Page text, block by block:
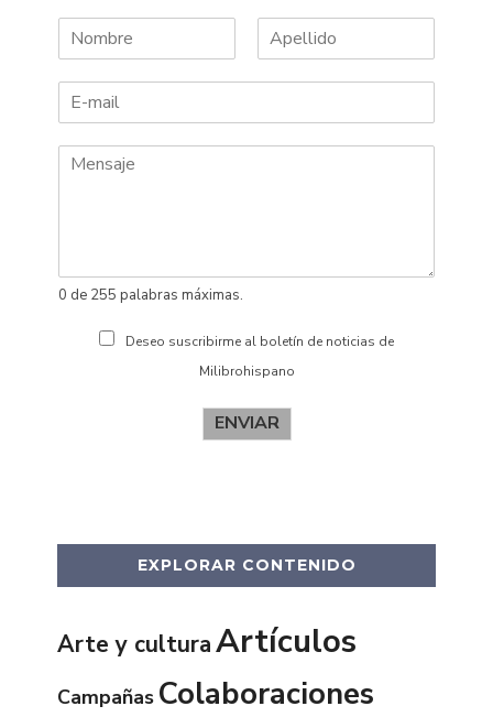
o
b
p
l
0 de 255 palabras máximas.
Deseo suscribirme al boletín de noticias de
Milibrohispano
ENVIAR
EXPLORAR CONTENIDO
Arte y culturaArtículos
Campañas Colaboraciones